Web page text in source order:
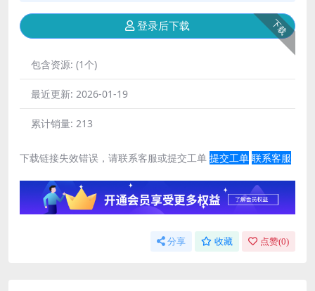
下载
登录后下载
包含资源: (1个)
最近更新: 2026-01-19
累计销量: 213
下载链接失效错误，请联系客服或提交工单 提交工单 联系客服
分享 收藏 点赞(0)